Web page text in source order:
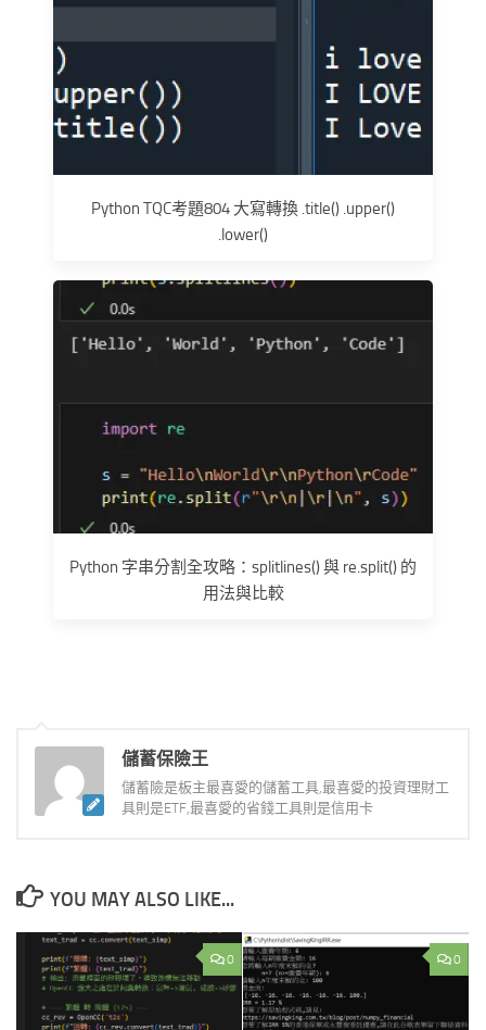
Python TQC考題804 大寫轉換 .title() .upper()
.lower()
Python 字串分割全攻略：splitlines() 與 re.split() 的
用法與比較
儲蓄保險王
儲蓄險是板主最喜愛的儲蓄工具,最喜愛的投資理財工
具則是ETF,最喜愛的省錢工具則是信用卡
YOU MAY ALSO LIKE...
0 0